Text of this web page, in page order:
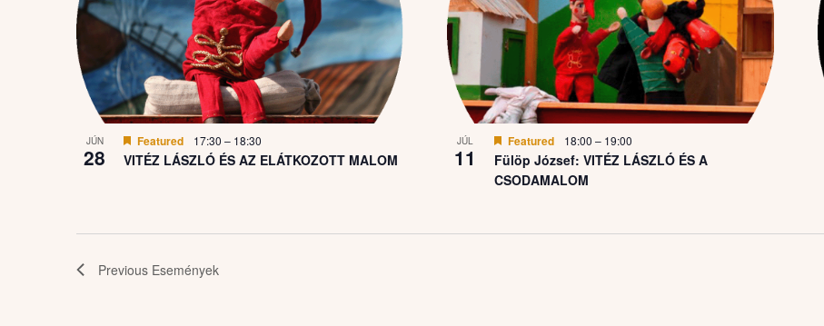
JÚN
28 VITÉZ LÁSZLÓ ÉS AZ ELÁTKOZOTT MALOM
Featured 17:30 – 18:30 JÚL
11
Fülöp József: VITÉZ LÁSZLÓ ÉS A
CSODAMALOM
Featured 18:00 – 19:00
Previous Események